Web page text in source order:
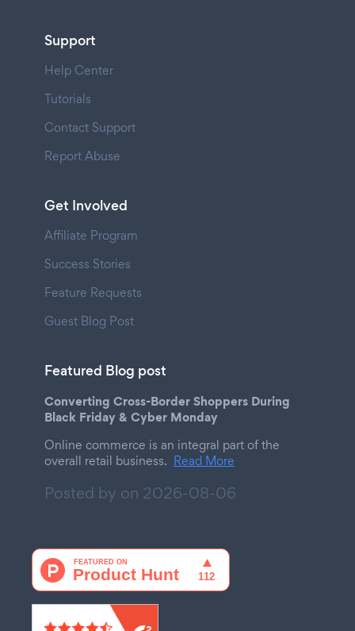
Support
Help Center
Tutorials
Contact Support
Report Abuse
Get Involved
Affiliate Program
Success Stories
Feature Requests
Guest Blog Post
Featured Blog post
Converting Cross-Border Shoppers During
Black Friday & Cyber Monday
Online commerce is an integral part of the
overall retail business. Read More
Posted by on 2026-08-06